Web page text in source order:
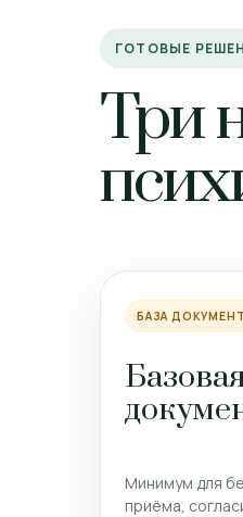
ГОТОВЫЕ
Три
БАЗА
Минимум для
приёма,